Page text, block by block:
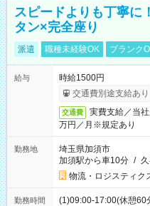
スピードよりも丁寧に
タン×完全座り
派遣 職種未経験OK ブランク
給与
時給1500円
交通費別途支給あり
交通費
実費支給／当
万円／月※規定あり
勤務地
埼玉県加須市
加須駅から車10分 /
物流・ロジスティク
勤務時間 (1)09:00-17:00(休憩60